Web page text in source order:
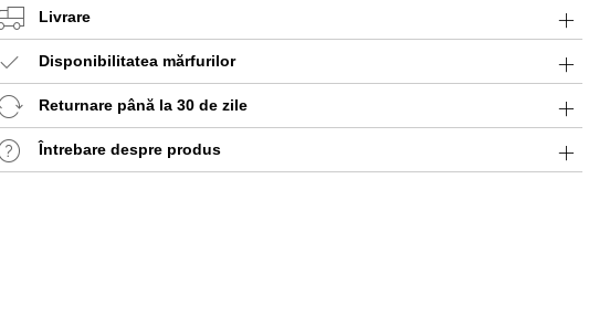
Livrare
Disponibilitatea mărfurilor
Returnare până la 30 de zile
Întrebare despre produs